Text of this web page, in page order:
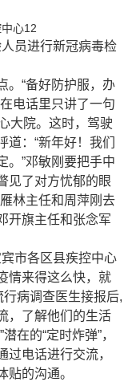
员进行新冠病毒检
。“备好防护服，办
电话里只讲了一句
大院。这时，驾驶
：“新年好！我们
。”邓敏刚要把手中
见了对方忧郁的眼
林主任和周萍刚去
开旗主任和张念军
市各区县疾控中心
情来得这么快，就
行病调查医生接报后,
，了解他们的生活
在的“定时炸弹”，
电话进行交流，
贴的沟通。